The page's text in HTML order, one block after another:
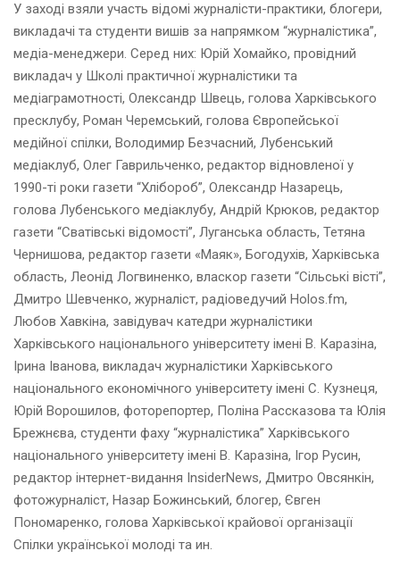
У заході взяли участь відомі журналісти-практики, блогери,
викладачі та студенти вишів за напрямком “журналістика”,
медіа-менеджери. Серед них: Юрій Хомайко, провідний
викладач у Школі практичної журналістики та
медіаграмотності, Олександр Швець, голова Харківського
пресклубу, Роман Черемський, голова Європейської
медійної спілки, Володимир Безчасний, Лубенський
медіаклуб, Олег Гаврильченко, редактор відновленої у
1990-ті роки газети “Хлібороб”, Олександр Назарець,
голова Лубенського медіаклубу, Андрій Крюков, редактор
газети “Сватівські відомості”, Луганська область, Тетяна
Чернишова, редактор газети «Маяк», Богодухів, Харківська
область, Леонід Логвиненко, власкор газети “Сільські вісті”,
Дмитро Шевченко, журналіст, радіоведучий Holos.fm,
Любов Хавкіна, завідувач катедри журналістики
Харківського національного університету імені В. Каразіна,
Ірина Іванова, викладач журналістики Харківського
національного економічного університету імені С. Кузнеця,
Юрій Ворошилов, фоторепортер, Поліна Рассказова та Юлія
Брежнєва, студенти фаху “журналістика” Харківського
національного університету імені В. Каразіна, Ігор Русин,
редактор інтернет-видання InsiderNews, Дмитро Овсянкін,
фотожурналіст, Назар Божинський, блогер, Євген
Пономаренко, голова Харківської крайової організації
Спілки української молоді та ин.